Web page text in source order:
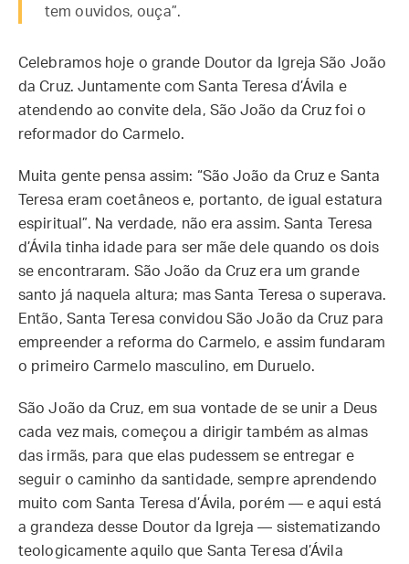
tem ouvidos, ouça”.
Celebramos hoje o grande Doutor da Igreja São João
da Cruz. Juntamente com Santa Teresa d’Ávila e
atendendo ao convite dela, São João da Cruz foi o
reformador do Carmelo.
Muita gente pensa assim: “São João da Cruz e Santa
Teresa eram coetâneos e, portanto, de igual estatura
espiritual”. Na verdade, não era assim. Santa Teresa
d’Ávila tinha idade para ser mãe dele quando os dois
se encontraram. São João da Cruz era um grande
santo já naquela altura; mas Santa Teresa o superava.
Então, Santa Teresa convidou São João da Cruz para
empreender a reforma do Carmelo, e assim fundaram
o primeiro Carmelo masculino, em Duruelo.
São João da Cruz, em sua vontade de se unir a Deus
cada vez mais, começou a dirigir também as almas
das irmãs, para que elas pudessem se entregar e
seguir o caminho da santidade, sempre aprendendo
muito com Santa Teresa d’Ávila, porém — e aqui está
a grandeza desse Doutor da Igreja — sistematizando
teologicamente aquilo que Santa Teresa d’Ávila